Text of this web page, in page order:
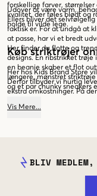
forskellige farver,
kvalitet, der føles blødt og
holde til vilde lege.
Udover at være varm,
Ellers bliver det
faktisk er. For at undgå at
at passe, har vi et bredt
Her finder du flotte og
designs. En ribstrikket
en beanie skaber et flot
længere, mønstret
og et par chunky sneakers
Køb striktrøjer
Her hos Kids Brand Store
Derfor tilbyder vi hurtig
ekstra omkostninger. På
mag. Passer den ikke, eller
Vis Mere...
BLIV